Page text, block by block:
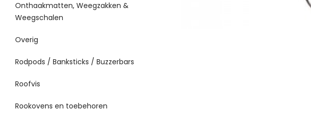
Onthaakmatten, Weegzakken &
Weegschalen
Overig
Rodpods / Banksticks / Buzzerbars
Roofvis
Rookovens en toebehoren